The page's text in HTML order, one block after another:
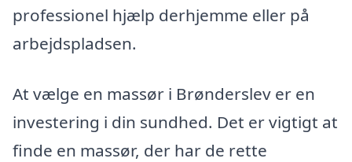
professionel hjælp derhjemme eller på
arbejdspladsen.
At vælge en massør i Brønderslev er en
investering i din sundhed. Det er vigtigt at
finde en massør, der har de rette